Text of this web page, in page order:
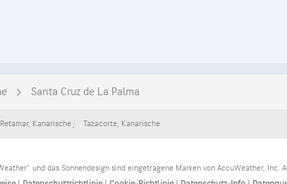
Santa Cruz de La Palma
Retamar, Kanarische Tazacorte, Kanarische
und das Sonnendesign sind eingetragene Marken von AccuWeather, Inc.